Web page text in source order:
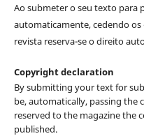
Ao submeter o seu texto para
automaticamente, cedendo
revista reserva-se o direito
Copyright declaration
By submitting your text for
be, automatically, passing the
reserved to the magazine the
published.